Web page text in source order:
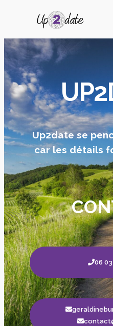
Up2date se
car les détails
06